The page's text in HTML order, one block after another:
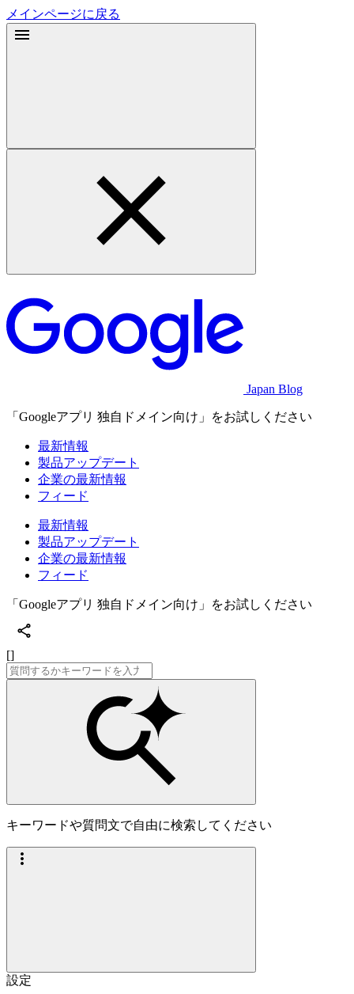
メインページに戻る
Japan Blog
「Googleアプリ 独自ドメイン向け」をお試しください
最新情報
製品アップデート
企業の最新情報
フィード
最新情報
製品アップデート
企業の最新情報
フィード
「Googleアプリ 独自ドメイン向け」をお試しください
[]
キーワードや質問文で自由に検索してください
設定